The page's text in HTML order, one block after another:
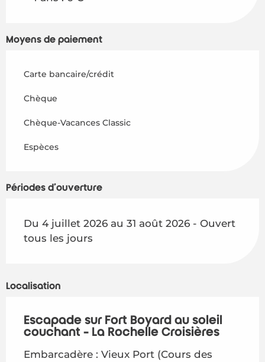
Moyens de paiement
Carte bancaire/crédit
Chèque
Chèque-Vacances Classic
Espèces
Périodes d'ouverture
Du 4 juillet 2026 au 31 août 2026 - Ouvert
tous les jours
Localisation
Escapade sur Fort Boyard au soleil
couchant - La Rochelle Croisières
Embarcadère : Vieux Port (Cours des